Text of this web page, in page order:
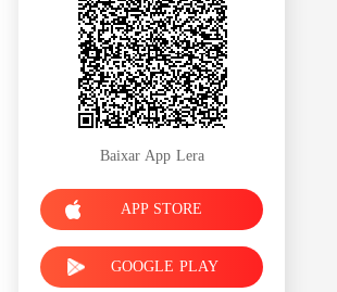
Baixar App Lera
APP STORE
GOOGLE PLAY